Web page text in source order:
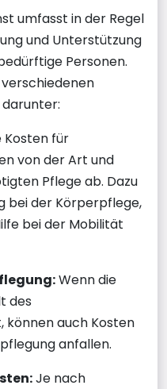
umfasst in der Regel
und Unterstützung
Personen.
Kosten für
von der Art und
Pflege ab. Dazu
bei der Körperpflege,
bei der Mobilität
Wenn die
des
auch Kosten
anfallen.
Je nach